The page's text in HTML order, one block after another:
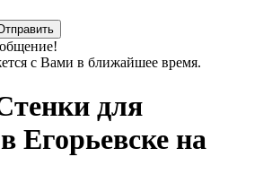
с Вами в ближайшее время.
для
Егорьевске на